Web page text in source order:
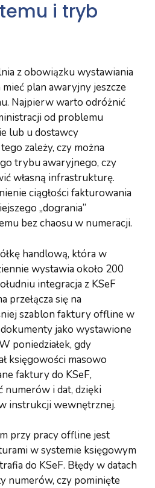
i tryb
z obowiązku wystawiania
plan awaryjny jeszcze
Najpierw warto odróżnić
od problemu
lub u dostawcy
zależy, czy można
trybu awaryjnego, czy
własną infrastrukturę.
ciągłości fakturowania
„dogrania”
bez chaosu w numeracji.
handlową, która w
wystawia około 200
integracja z KSeF
przełącza się na
szablon faktury offline w
jako wystawione
poniedziałek, gdy
księgowości masowo
faktury do KSeF,
numerów i dat, dzięki
instrukcji wewnętrznej.
przy pracy offline jest
w systemie księgowym
do KSeF. Błędy w datach
numerów, czy pominięte